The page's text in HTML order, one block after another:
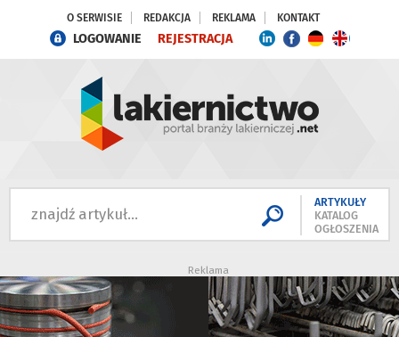
O SERWISIE REDAKCJA REKLAMA KONTAKT
LOGOWANIE REJESTRACJA
ARTYKUŁY
KATALOG
OGŁOSZENIA
Reklama